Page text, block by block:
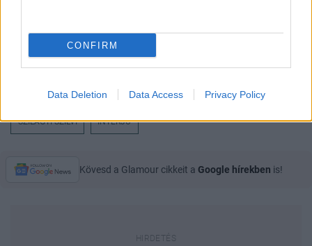
CONFIRM
Data Deletion Data Access Privacy Policy
SZILAGYI-SZILVI INTERJÚ
Kövesd a Glamour cikkeit a Google hírekben is!